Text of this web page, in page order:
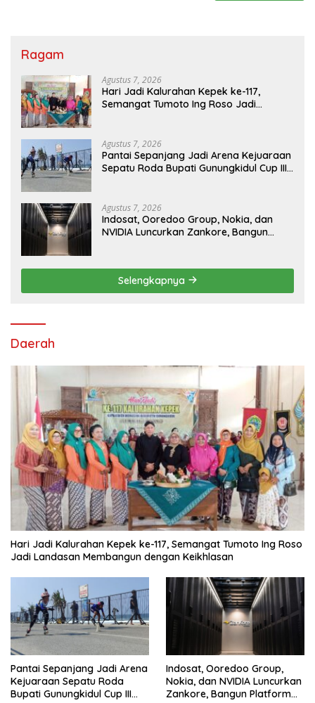
Ragam
Agustus 7, 2026
Hari Jadi Kalurahan Kepek ke-117,
Semangat Tumoto Ing Roso Jadi
Agustus 7, 2026
Pantai Sepanjang Jadi Arena Kejuaraan
Sepatu Roda Bupati Gunungkidul Cup III
Agustus 7, 2026
Indosat, Ooredoo Group, Nokia, dan
NVIDIA Luncurkan Zankore, Bangun
Selengkapnya
Daerah
Hari Jadi Kalurahan Kepek ke-117, Semangat Tumoto Ing Roso
Jadi Landasan Membangun dengan Keikhlasan
Pantai Sepanjang Jadi Arena
Kejuaraan Sepatu Roda
Bupati Gunungkidul Cup III
Indosat, Ooredoo Group,
Nokia, dan NVIDIA Luncurkan
Zankore, Bangun Platform